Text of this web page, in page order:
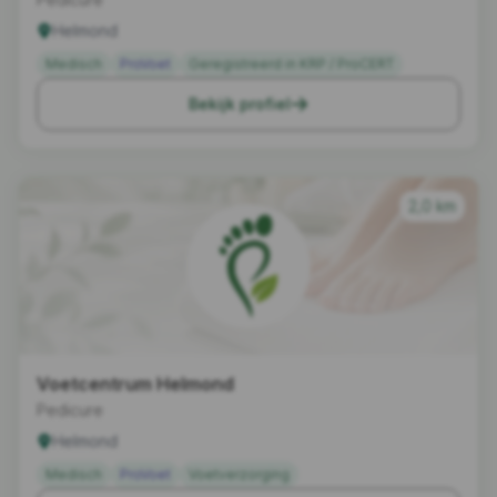
Helmond
Medisch ProVoet Geregistreerd in KRP / ProCERT
Bekijk profiel
Voetcentrum Helmond
2,0 km
Pedicure
Helmond
Medisch ProVoet Voetverzorging